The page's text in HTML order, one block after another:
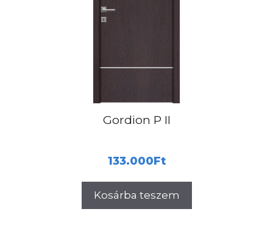
Gordion P II
133.000Ft
Kosárba teszem